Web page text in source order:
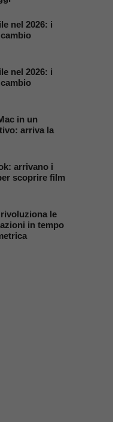
nel 2026: i
nel 2026: i
in un
arriva la
arrivano i
scoprire film
le
in tempo